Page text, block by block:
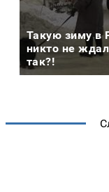
Такую зиму в
никто не
так?!